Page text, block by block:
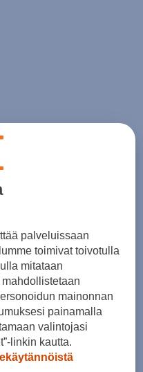
Ei saatavilla
palveluissaan
toimivat toivotulla
mitataan
mainonnan
painamalla
valintojasi
linkin kautta.